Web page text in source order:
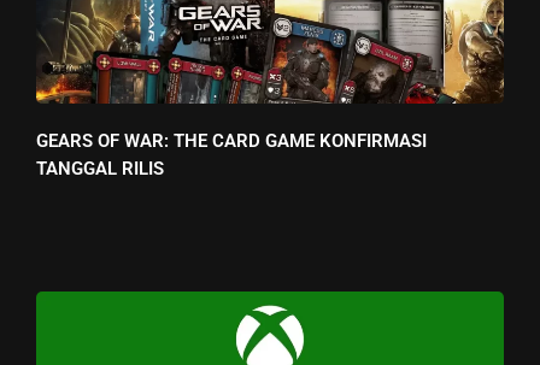
GEARS OF WAR: THE CARD GAME KONFIRMASI
TANGGAL RILIS